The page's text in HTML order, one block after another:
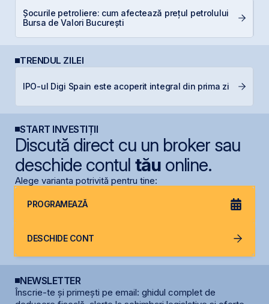
Șocurile petroliere: cum afectează prețul petrolului
Bursa de Valori București
TRENDUL ZILEI
IPO-ul Digi Spain este acoperit integral din prima zi
START INVESTIȚII
Discută direct cu un broker sau
deschide contul tăuonline.
Alege varianta potrivită pentru tine:
PROGRAMEAZĂ
DESCHIDE CONT
NEWSLETTER
Înscrie-te și primești pe email: ghidul complet de